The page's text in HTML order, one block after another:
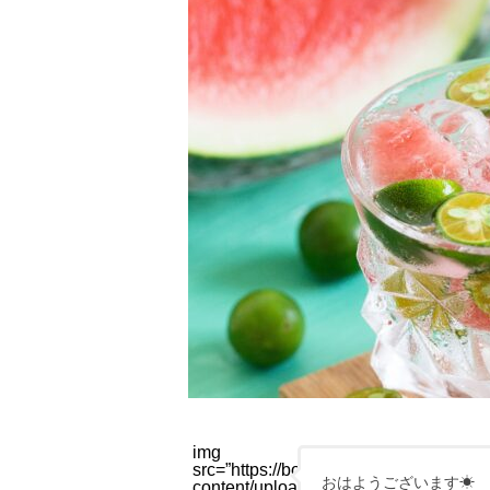
img
src=”https://bodylaboi.com/wp-
おはようございます☀